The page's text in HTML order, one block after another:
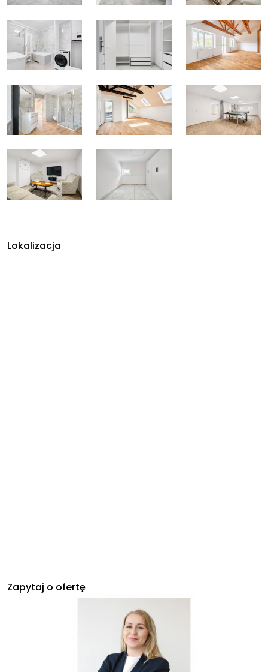
Lokalizacja
Zapytaj o ofertę